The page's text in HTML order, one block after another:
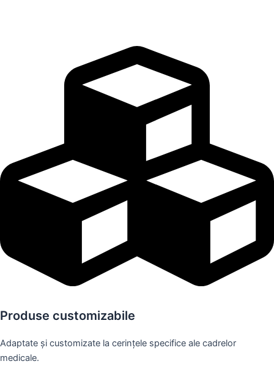
Produse customizabile
Adaptate și customizate la cerințele specifice ale cadrelor
medicale.